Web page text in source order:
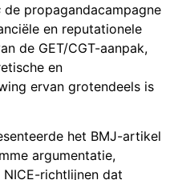
de propagandacampagne
en reputationele
de GET/CGT-aanpak,
en
ervan grotendeels is
het BMJ-artikel
argumentatie,
richtlijnen dat